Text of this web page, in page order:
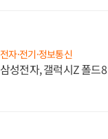
전자·전기·정보통신
삼성전자, 갤럭시Z 폴드